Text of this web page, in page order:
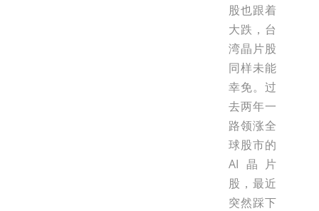
股也跟着
大跌，台
湾晶片股
同样未能
幸免。过
去两年一
路领涨全
球股市的
AI晶片
股，最近
突然踩下